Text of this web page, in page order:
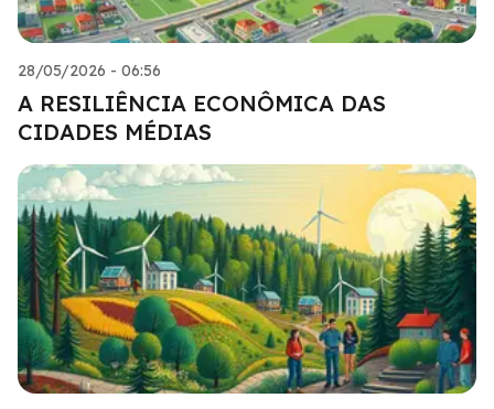
28/05/2026 - 06:56
A RESILIÊNCIA ECONÔMICA DAS
CIDADES MÉDIAS